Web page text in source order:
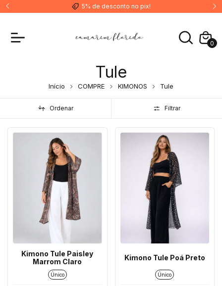
5% de desconto no pix!
0
Tule
Início COMPRE KIMONOS Tule
Ordenar Filtrar
Kimono Tule Paisley
Marrom Claro
Único
Kimono Tule Poá Preto
Único